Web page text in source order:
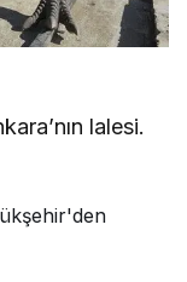
lalesi.